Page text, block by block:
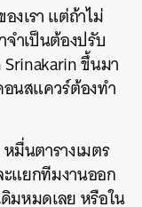
งเรา แต่ถ้าไม่
ำเป็นต้องปรับ
ขึ้นมา
นสแควร์ต้องทำ
มื่นตารางเมตร
แยกทีมงานออก
มหมดเลย หรือใน